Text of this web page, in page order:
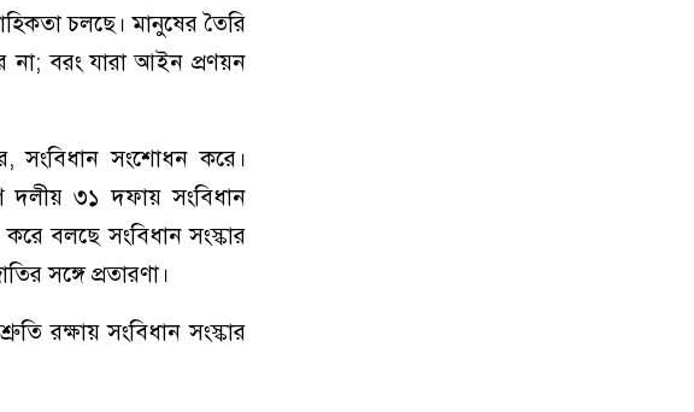
চলছে। মানুষের তৈরি
না; বরং যারা আইন প্রণয়ন
সংবিধান সংশোধন করে।
দলীয় ৩১ দফায় সংবিধান
বলছে সংবিধান সংস্কার
সঙ্গে প্রতারণা।
রক্ষায় সংবিধান সংস্কার